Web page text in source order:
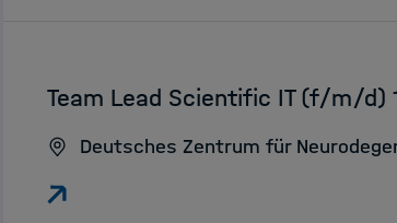
:Team Lead Scientific IT (f/m/
Deutsches Zentrum für